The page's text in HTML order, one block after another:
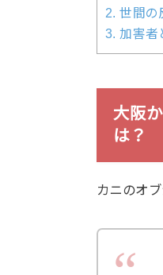
2. 世間の
3. 加害者
大阪
は？
カニのオ